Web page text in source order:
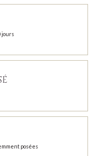
jours
posées